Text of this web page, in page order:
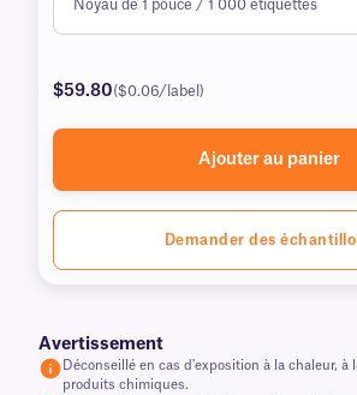
$59.80($0.06/label)
Ajouter au panier
Demander des
Avertissement
Déconseillé en cas d'exposition à la chaleur, à
produits chimiques.